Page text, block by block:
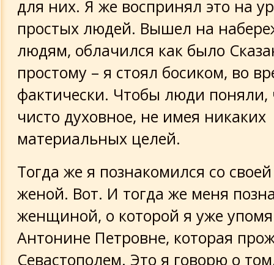
для них. Я же воспринял это на
простых людей. Вышел на
людям, облачился как было
простому – я стоял босиком, во
фактически. Чтобы люди поняли,
чисто духовное, не имея никаких
материальных целей.
Тогда же я познакомился со
женой. Вот. И тогда же меня
женщиной, о которой я уже
Антонине Петровне, которая
Севастополем. Это я говорю о